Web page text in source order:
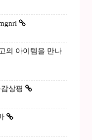
의 아이템을 만나
상평